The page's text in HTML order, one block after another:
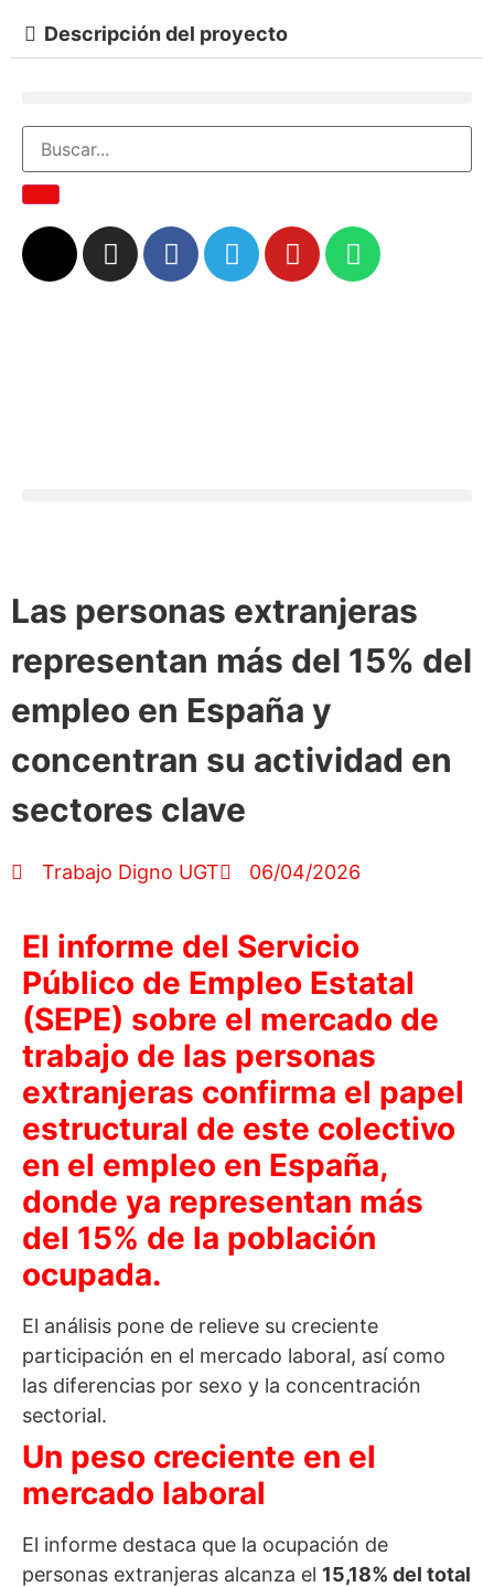
Descripción del proyecto
Las personas extranjeras
representan más del 15% del
empleo en España y
concentran su actividad en
sectores clave
Trabajo Digno UGT 06/04/2026
El informe del Servicio
Público de Empleo Estatal
(SEPE) sobre el mercado de
trabajo de las personas
extranjeras confirma el papel
estructural de este colectivo
en el empleo en España,
donde ya representan más
del 15% de la población
ocupada.
El análisis pone de relieve su creciente
participación en el mercado laboral, así como
las diferencias por sexo y la concentración
sectorial.
Un peso creciente en el
mercado laboral
El informe destaca que la ocupación de
personas extranjeras alcanza el 15,18% del total